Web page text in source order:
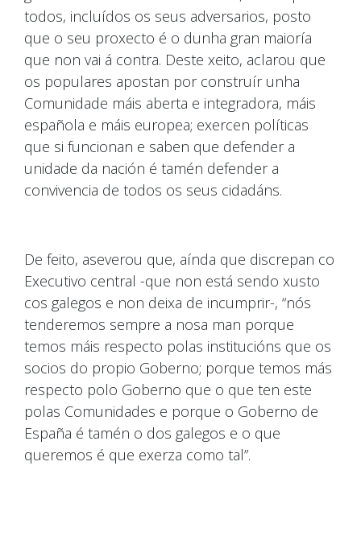
todos, incluídos os seus adversarios, posto
que o seu proxecto é o dunha gran maioría
que non vai á contra. Deste xeito, aclarou que
os populares apostan por construír unha
Comunidade máis aberta e integradora, máis
española e máis europea; exercen políticas
que si funcionan e saben que defender a
unidade da nación é tamén defender a
convivencia de todos os seus cidadáns.
De feito, aseverou que, aínda que discrepan co
Executivo central -que non está sendo xusto
cos galegos e non deixa de incumprir-, “nós
tenderemos sempre a nosa man porque
temos máis respecto polas institucións que os
socios do propio Goberno; porque temos más
respecto polo Goberno que o que ten este
polas Comunidades e porque o Goberno de
España é tamén o dos galegos e o que
queremos é que exerza como tal”.